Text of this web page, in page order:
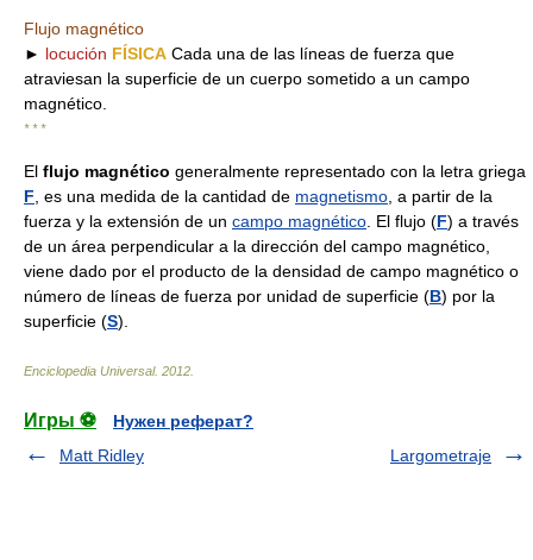
Flujo magnético
► locución FÍSICA Cada una de las líneas de fuerza que
atraviesan la superficie de un cuerpo sometido a un campo
magnético.
* * *
El flujo magnético generalmente representado con la letra griega
F , es una medida de la cantidad de magnetismo , a partir de la
fuerza y la extensión de un campo magnético . El flujo (F) a través
de un área perpendicular a la dirección del campo magnético,
viene dado por el producto de la densidad de campo magnético o
número de líneas de fuerza por unidad de superficie (B) por la
superficie (S).
Enciclopedia Universal. 2012
Игры ⚽
Нужен реферат?
Matt Ridley
Largometraje